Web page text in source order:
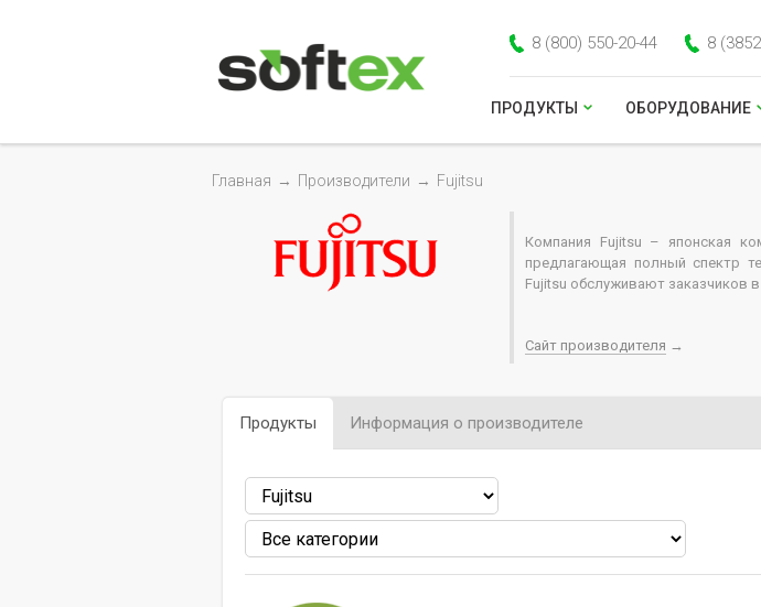
8 (800) 550-20-44 8
ОБОРУДОВАНИЕ
ПРОДУКТЫ
Главная → Производители → Fujitsu
Компания Fujitsu – японская
предлагающая полный спектр
Fujitsu обслуживают заказчиков
Сайт производителя →
Продукты Информация о производителе